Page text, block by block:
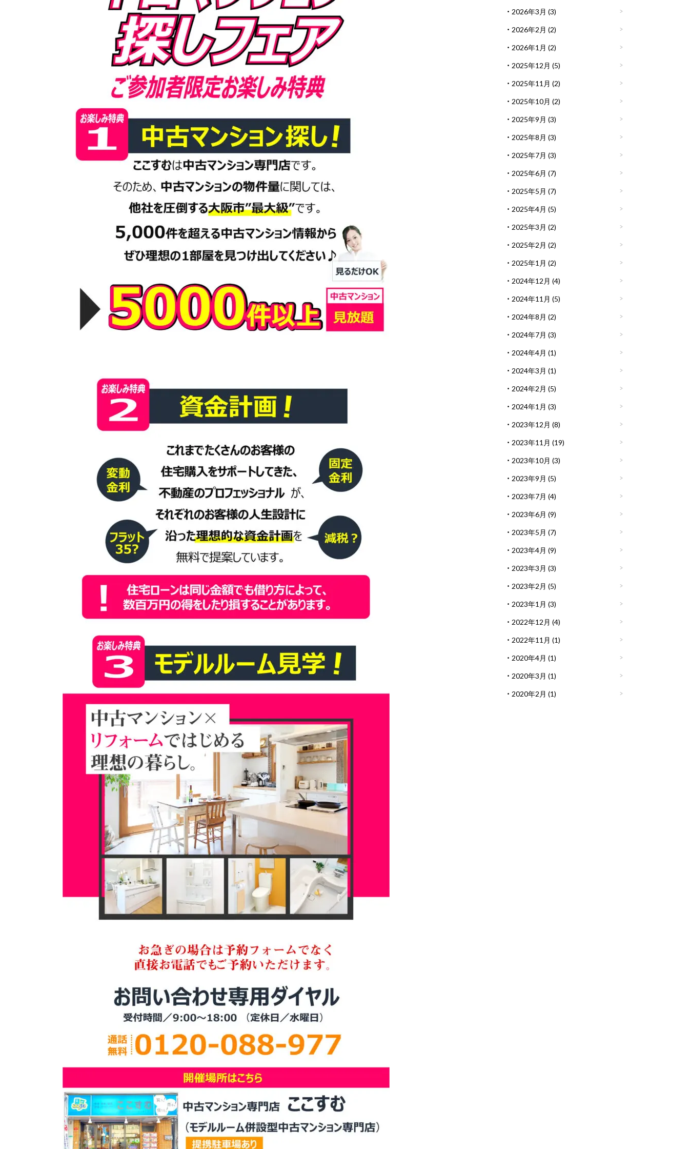
2026年3月 (3)
2026年2月 (2)
2026年1月 (2)
2025年12月 (5)
2025年11月 (2)
2025年10月 (2)
2025年9月 (3)
2025年8月 (3)
2025年7月 (3)
2025年6月 (7)
2025年5月 (7)
2025年4月 (5)
2025年3月 (2)
2025年2月 (2)
2025年1月 (2)
2024年12月 (4)
2024年11月 (5)
2024年8月 (2)
2024年7月 (3)
2024年4月 (1)
2024年3月 (1)
2024年2月 (5)
2024年1月 (3)
2023年12月 (8)
2023年11月 (19)
2023年10月 (3)
2023年9月 (5)
2023年7月 (4)
2023年6月 (9)
2023年5月 (7)
2023年4月 (9)
2023年3月 (3)
2023年2月 (5)
2023年1月 (3)
2022年12月 (4)
2022年11月 (1)
2020年4月 (1)
2020年3月 (1)
2020年2月 (1)